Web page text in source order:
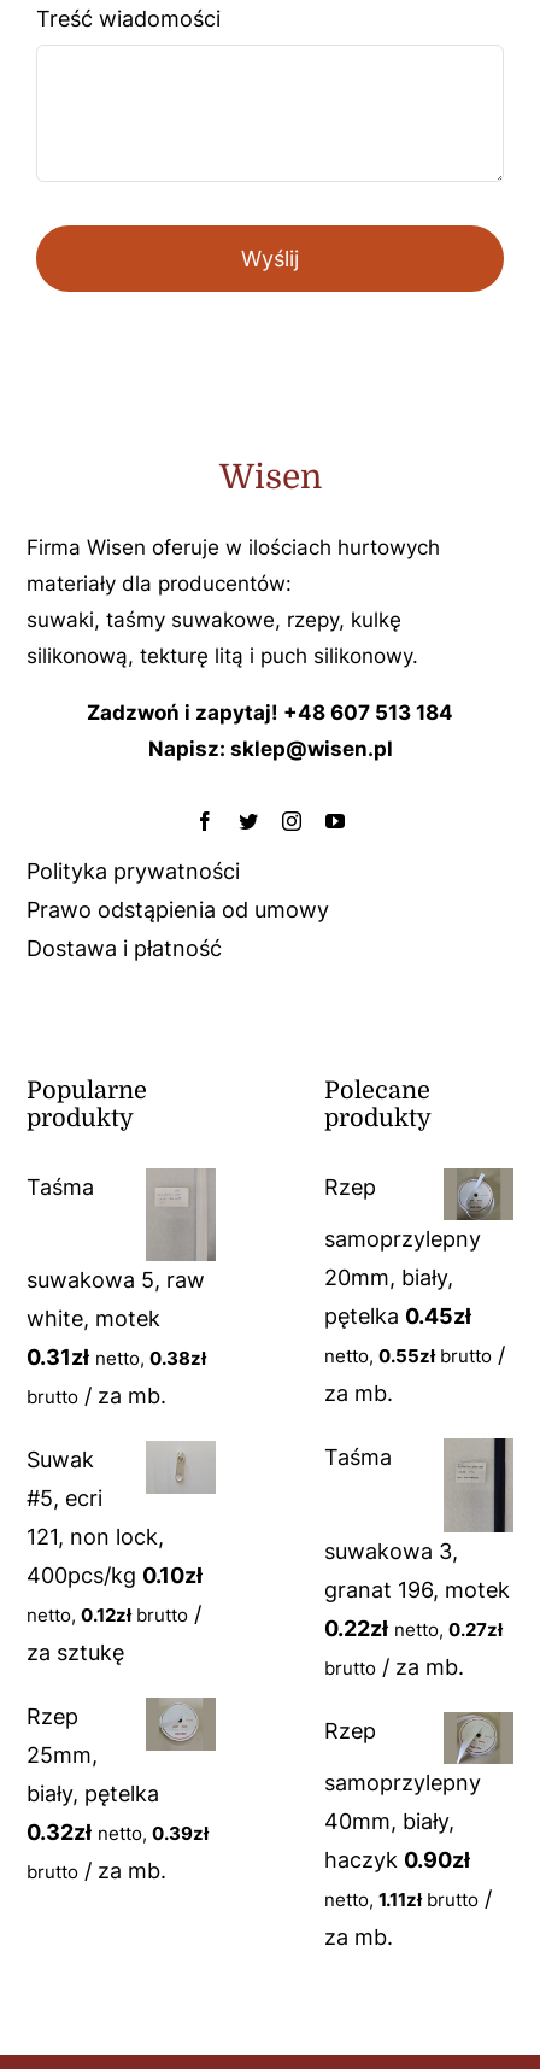
Treść wiadomości
Wyślij
Wisen
Firma Wisen oferuje w ilościach hurtowych
materiały dla producentów:
suwaki, taśmy suwakowe, rzepy, kulkę
silikonową, tekturę litą i puch silikonowy.
Zadzwoń i zapytaj! +48 607 513 184
Napisz: sklep@wisen.pl
Polityka prywatności
Prawo odstąpienia od umowy
Dostawa i płatność
Popularne
produkty
Taśma
suwakowa 5, raw
white, motek
0.31zł netto,0.38zł
brutto / za mb.
Suwak
#5, ecri
121, non lock,
400pcs/kg 0.10zł
netto,0.12złbrutto /
za sztukę
Rzep
25mm,
biały, pętelka
0.32zł netto,0.39zł
brutto / za mb.
Polecane
produkty
Rzep
samoprzylepny
20mm, biały,
pętelka 0.45zł
netto, 0.55złbrutto /
za mb.
Taśma
suwakowa 3,
granat 196, motek
0.22zł netto, 0.27zł
brutto / za mb.
Rzep
samoprzylepny
40mm, biały,
haczyk 0.90zł
netto, 1.11złbrutto /
za mb.